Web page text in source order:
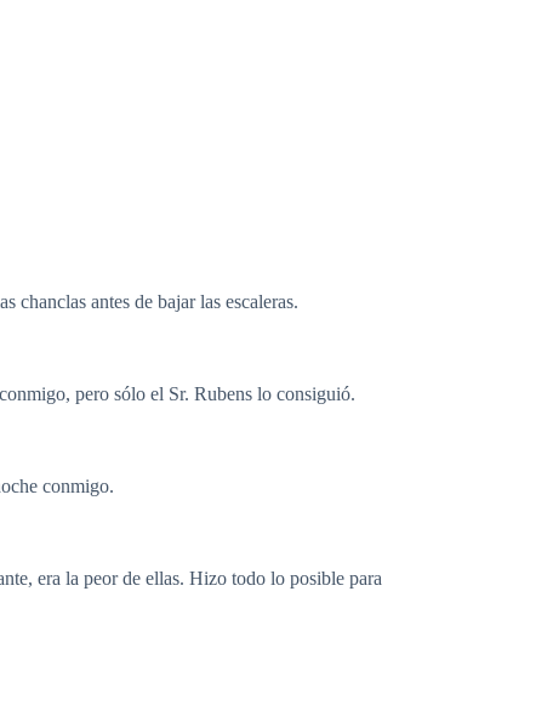
chanclas antes de bajar las escaleras.
pero sólo el Sr. Rubens lo consiguió.
conmigo.
era la peor de ellas. Hizo todo lo posible para